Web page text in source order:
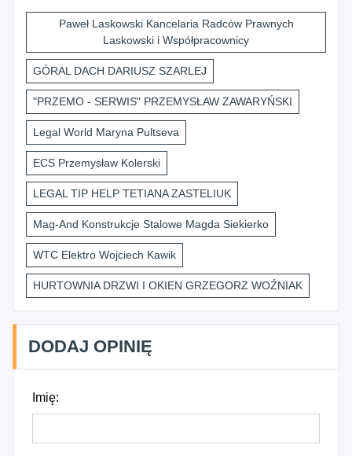
Paweł Laskowski Kancelaria Radców Prawnych
Laskowski i Współpracownicy
GÓRAL DACH DARIUSZ SZARLEJ
"PRZEMO - SERWIS" PRZEMYSŁAW ZAWARYŃSKI
Legal World Maryna Pultseva
ECS Przemysław Kolerski
LEGAL TIP HELP TETIANA ZASTELIUK
Mag-And Konstrukcje Stalowe Magda Siekierko
WTC Elektro Wojciech Kawik
HURTOWNIA DRZWI I OKIEN GRZEGORZ WOŹNIAK
DODAJ OPINIĘ
Imię: